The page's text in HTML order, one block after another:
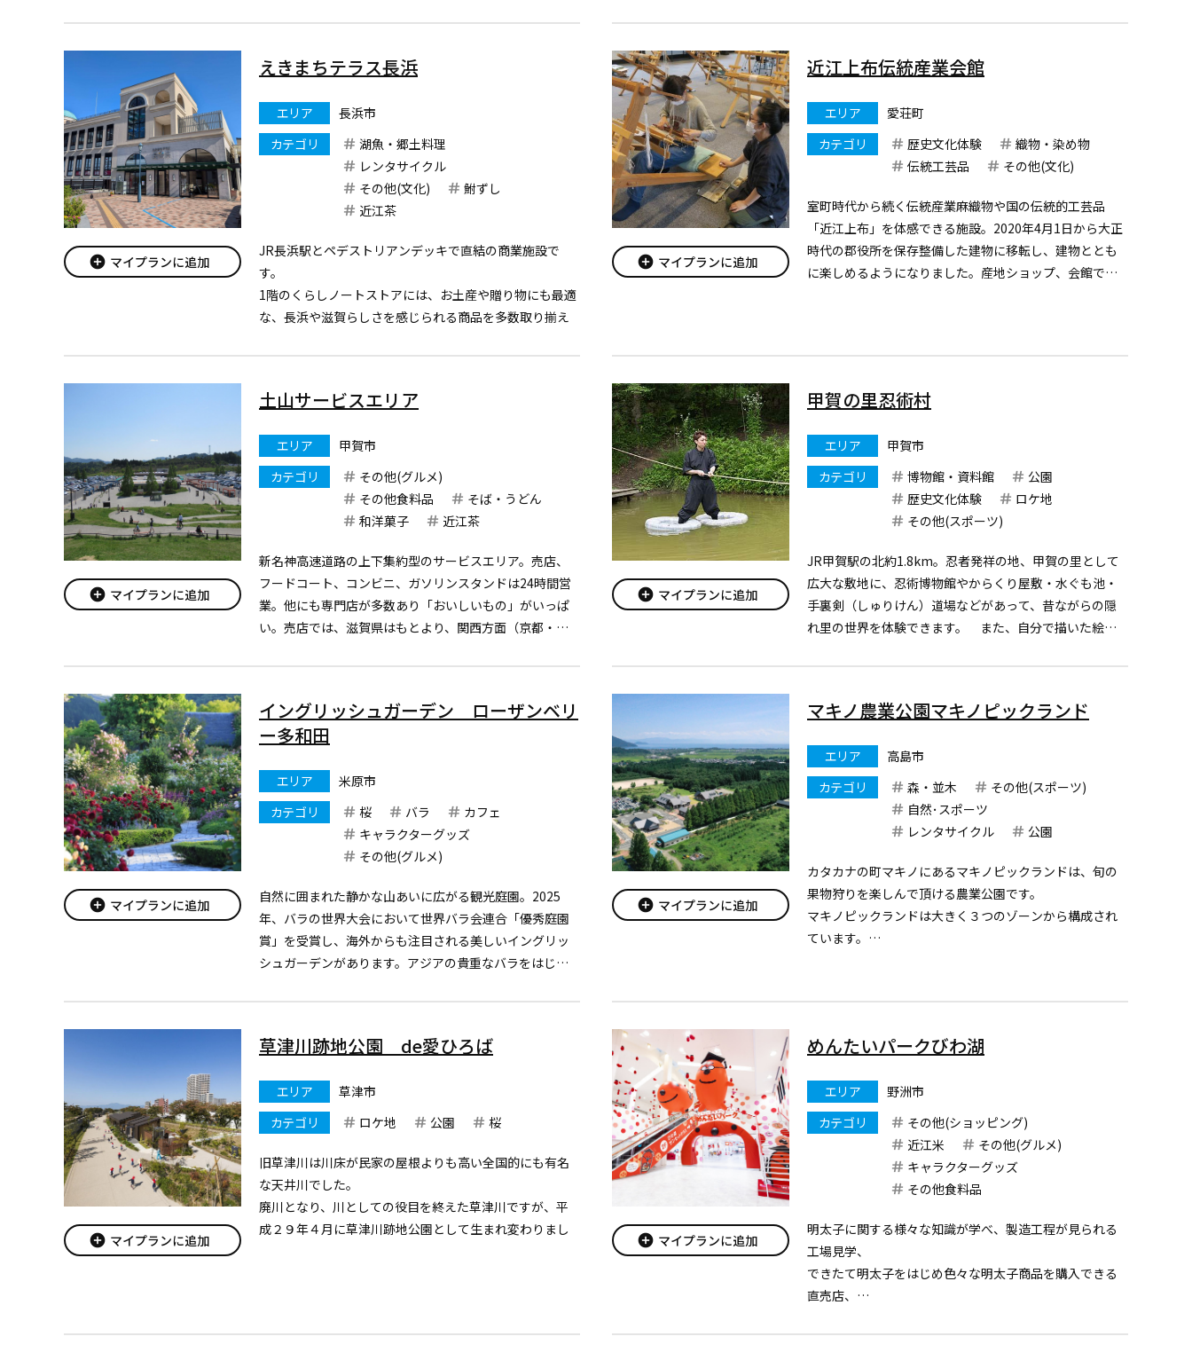
かれた物語を、信楽の地に実現しました。
滋賀や京都はもちろん大阪を含む関西エリアや北陸、東
add_circle マイプランに追加
えきまちテラス長浜
エリア
長浜市
カテゴリ
湖魚・郷土料理
レンタサイクル
その他(文化)
鮒ずし
近江茶
JR長浜駅とペデストリアンデッキで直結の商業施設で
す。
1階のくらしノートストアには、お土産や贈り物にも最適
な、長浜や滋賀らしさを感じられる商品を多数取り揃え
館内には、飲食店舗が12店舗あり、休憩スペースや琵琶
レンタルキッチンやストリートピアノのほか、...
add_circle マイプランに追加
近江上布伝統産業会館
エリア
愛荘町
カテゴリ
歴史文化体験
織物・染め物
伝統工芸品
その他(文化)
室町時代から続く伝統産業麻織物や国の伝統的工芸品
「近江上布」を体感できる施設。2020年4月1日から大正
時代の郡役所を保存整備した建物に移転し、建物ととも
に楽しめるようになりました。産地ショップ、会館でし
add_circle マイプランに追加
土山サービスエリア
エリア
甲賀市
カテゴリ
その他(グルメ)
その他食料品
そば・うどん
和洋菓子
近江茶
新名神高速道路の上下集約型のサービスエリア。売店、
フードコート、コンビニ、ガソリンスタンドは24時間営
業。他にも専門店が多数あり「おいしいもの」がいっぱ
い。売店では、滋賀県はもとより、関西方面（京都・大
季節ごとにさまざまなイベントや、地元のパフォーマー
add_circle マイプランに追加
甲賀の里忍術村
エリア
甲賀市
カテゴリ
博物館・資料館
公園
歴史文化体験
ロケ地
その他(スポーツ)
JR甲賀駅の北約1.8km。忍者発祥の地、甲賀の里として
広大な敷地に、忍術博物館やからくり屋敷・水ぐも池・
手裏剣（しゅりけん）道場などがあって、昔ながらの隠
れ里の世界を体験できます。 また、自分で描いた絵が
でいろんな物を作る焼杉コーナーなどがあり、忍術だけ
add_circle マイプランに追加
イングリッシュガーデン ローザンベリ
ー多和田
エリア
米原市
カテゴリ
桜 バラ
カフェ
キャラクターグッズ
その他(グルメ)
自然に囲まれた静かな山あいに広がる観光庭園。2025
年、バラの世界大会において世界バラ会連合「優秀庭園
賞」を受賞し、海外からも注目される美しいイングリッ
シュガーデンがあります。アジアの貴重なバラをはじめ
折々の宿根草や山野草、木々が織り成す美しい風景がお
add_circle マイプランに追加
マキノ農業公園マキノピックランド
エリア
高島市
カテゴリ
森・並木
その他(スポーツ)
自然･スポーツ
レンタサイクル
公園
カタカナの町マキノにあるマキノピックランドは、旬の
果物狩りを楽しんで頂ける農業公園です。
マキノピックランドは大きく３つのゾーンから構成され
ています。
穫体験が行えます。
add_circle マイプランに追加
草津川跡地公園 de愛ひろば
エリア
草津市
カテゴリ
ロケ地 公園 桜
旧草津川は川床が民家の屋根よりも高い全国的にも有名
な天井川でした。
廃川となり、川としての役目を終えた草津川ですが、平
成２９年４月に草津川跡地公園として生まれ変わりまし
川の流れのあった場...
add_circle マイプランに追加
めんたいパークびわ湖
エリア
野洲市
カテゴリ
その他(ショッピング)
近江米
その他(グルメ)
キャラクターグッズ
その他食料品
明太子に関する様々な知識が学べ、製造工程が見られる
工場見学、
できたて明太子をはじめ色々な明太子商品を購入できる
直売店、
えた